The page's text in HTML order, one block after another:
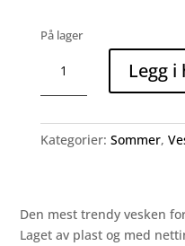
På lager
vintage
veske,
antall
Legg
Kategorier: Sommer,
Den mest trendy vesken
Laget av plast og med